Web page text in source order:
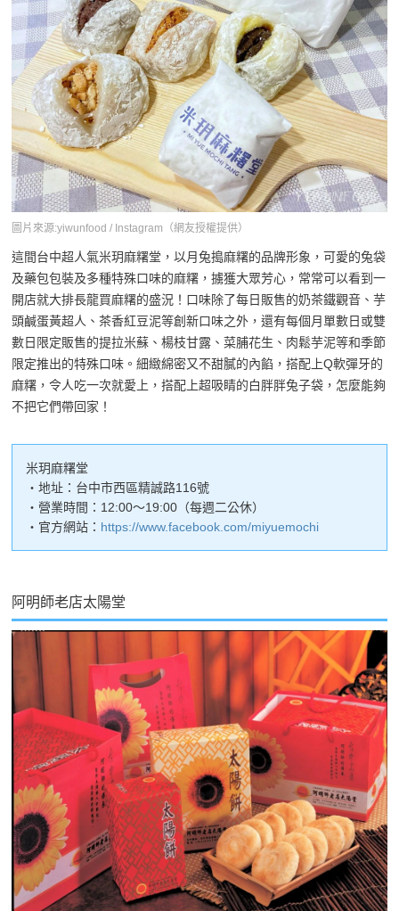
圖片來源:yiwunfood / Instagram（網友授權提供）
這間台中超人氣米玥麻糬堂，以月兔搗麻糬的品牌形象，可愛的兔袋
及藥包包裝及多種特殊口味的麻糬，擄獲大眾芳心，常常可以看到一
開店就大排長龍買麻糬的盛況！口味除了每日販售的奶茶鐵觀音、芋
頭鹹蛋黃超人、茶香紅豆泥等創新口味之外，還有每個月單數日或雙
數日限定販售的提拉米蘇、楊枝甘露、菜脯花生、肉鬆芋泥等和季節
限定推出的特殊口味。細緻綿密又不甜膩的內餡，搭配上Q軟彈牙的
麻糬，令人吃一次就愛上，搭配上超吸睛的白胖胖兔子袋，怎麼能夠
不把它們帶回家！
米玥麻糬堂
・地址：台中市西區精誠路116號
・營業時間：12:00～19:00（每週二公休）
・官方網站： https://www.facebook.com/miyuemochi
阿明師老店太陽堂